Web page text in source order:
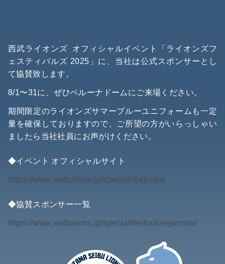
西武ライオンズ オフィシャルイベント「ライオンズフ
ェスティバルズ 2025」に、当社は公式スポンサーとし
て協賛致します。
8/1〜31に、ぜひベルーナドームにご来場ください。
期間限定のライオンズサマーブルーユニフォームも一定
量を確保しておりますので、ご所望の方がいらっしゃい
ましたら当社社員にお声がけください。
◆イベント オフィシャルサイト
https://www.seibulions.jp/special/festivals/
◆協賛スポンサー一覧
https://www.seibulions.jp/special/festivals/sponsor/